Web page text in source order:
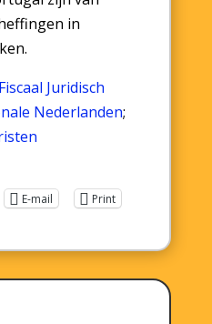
in
Juridisch
Nederlanden;
E-mail Print